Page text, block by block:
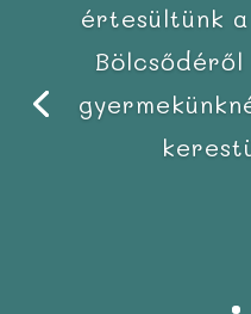
értesültünk
Bölcsődéről